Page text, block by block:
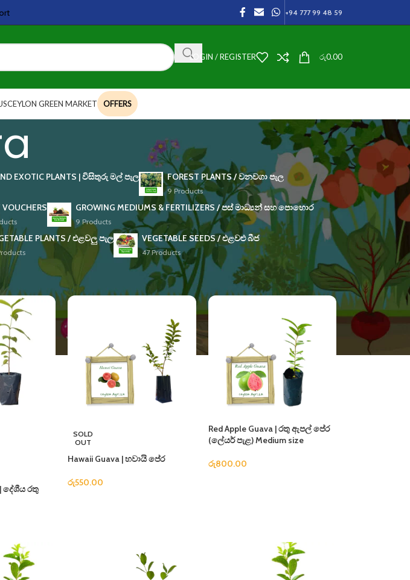
+94 777 99 48 59
LOGIN / REGISTER රු0.00
CEYLON GREEN MARKET OFFERS
EXOTIC PLANTS | විසිතුරු මල් පැල FOREST PLANTS / වනවගා පැල
9 Products
VOUCHERS GROWING MEDIUMS & FERTILIZERS / පස් මාධ්‍යන් සහ පොහොර
9 Products
PLANTS / එළවලු පැල VEGETABLE SEEDS / එළවළු බීජ
47 Products
Show 9 24 36
| දේශීය රතු
SOLD
OUT
Hawaii Guava | හවායි පේර
රු550.00
Red Apple Guava | රතු ඇපල් පේර
(ලේයර් පැළ) Medium size
රු800.00